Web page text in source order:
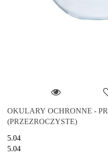
OKULARY OCHRONNE -
(PRZEZROCZYSTE)
5.04
5.04